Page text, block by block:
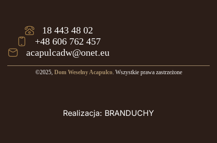
18 443 48 02
+48 606 762 457
acapulcadw@onet.eu
©2025, Dom Weselny Acapulco. Wszystkie prawa zastrzeżone
Realizacja: BRANDUCHY